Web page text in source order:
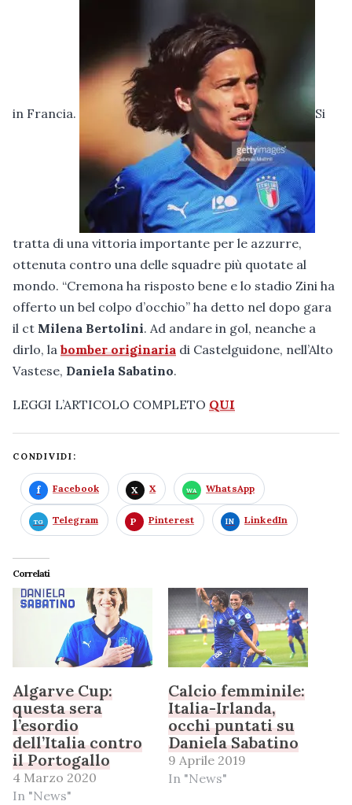
in Francia. Si
tratta di una vittoria importante per le azzurre,
ottenuta contro una delle squadre più quotate al
mondo. “Cremona ha risposto bene e lo stadio Zini ha
offerto un bel colpo d’occhio” ha detto nel dopo gara
il ct Milena Bertolini. Ad andare in gol, neanche a
dirlo, la bomber originaria di Castelguidone, nell’Alto
Vastese, Daniela Sabatino.
LEGGI L’ARTICOLO COMPLETO QUI
CONDIVIDI:
Facebook X WhatsApp
Telegram Pinterest LinkedIn
Correlati
Algarve Cup:
questa sera
l’esordio
dell’Italia contro
il Portogallo
4 Marzo 2020
In "News"
Calcio femminile:
Italia-Irlanda,
occhi puntati su
Daniela Sabatino
9 Aprile 2019
In "News"